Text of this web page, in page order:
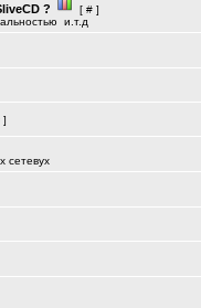
? [ # ]
и.т.д
]
сетевух